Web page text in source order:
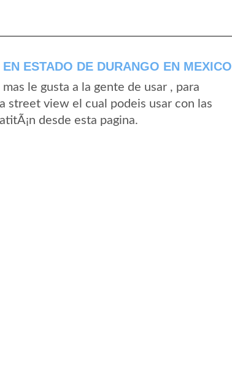
ESTADO DE DURANGO EN MEXICO
le gusta a la gente de usar , para
street view el cual podeis usar con las
desde esta pagina.